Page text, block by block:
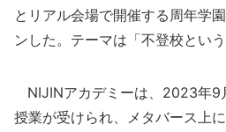
とリアル会場で開催する周年学
ンした。テーマは「不登校とい
NIJINアカデミーは、2023年9
授業が受けられ、メタバース上